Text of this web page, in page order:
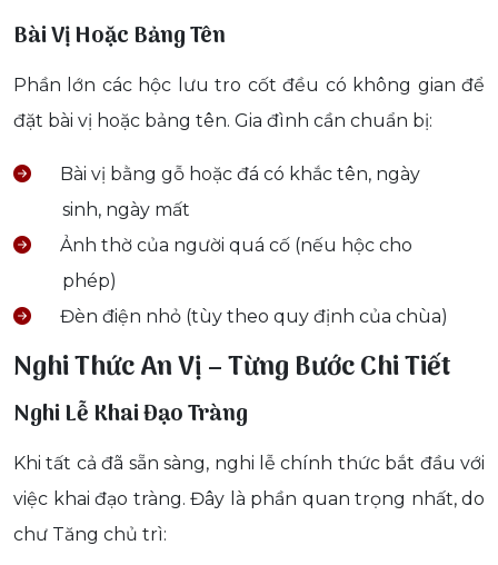
Bài Vị Hoặc Bảng Tên
Phần lớn các hộc lưu tro cốt đều có không gian để
đặt bài vị hoặc bảng tên. Gia đình cần chuẩn bị:
Bài vị bằng gỗ hoặc đá có khắc tên, ngày
sinh, ngày mất
Ảnh thờ của người quá cố (nếu hộc cho
phép)
Đèn điện nhỏ (tùy theo quy định của chùa)
Nghi Thức An Vị – Từng Bước Chi Tiết
Nghi Lễ Khai Đạo Tràng
Khi tất cả đã sẵn sàng, nghi lễ chính thức bắt đầu với
việc khai đạo tràng. Đây là phần quan trọng nhất, do
chư Tăng chủ trì: